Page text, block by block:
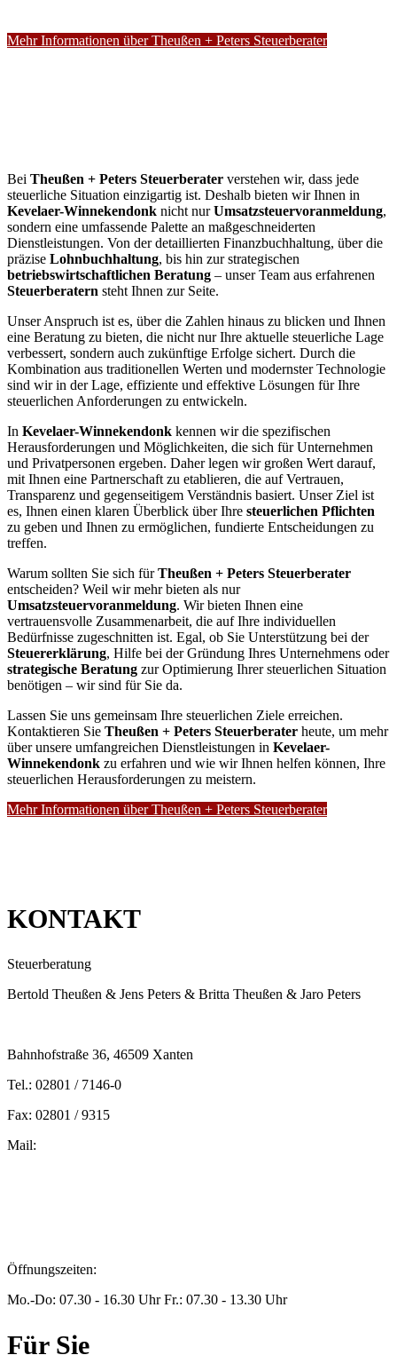
Mehr Informationen über Theußen + Peters Steuerberater
Bei Theußen + Peters Steuerberater verstehen wir, dass jede
steuerliche Situation einzigartig ist. Deshalb bieten wir Ihnen in
Kevelaer-Winnekendonk nicht nurUmsatzsteuervoranmeldung,
sondern eine umfassende Palette an maßgeschneiderten
Dienstleistungen. Von der detaillierten Finanzbuchhaltung, über die
präzise Lohnbuchhaltung, bis hin zur strategischen
betriebswirtschaftlichen Beratung – unser Team aus erfahrenen
Steuerberatern steht Ihnen zur Seite.
Unser Anspruch ist es, über die Zahlen hinaus zu blicken und Ihnen
eine Beratung zu bieten, die nicht nur Ihre aktuelle steuerliche Lage
verbessert, sondern auch zukünftige Erfolge sichert. Durch die
Kombination aus traditionellen Werten und modernster Technologie
sind wir in der Lage, effiziente und effektive Lösungen für Ihre
steuerlichen Anforderungen zu entwickeln.
In Kevelaer-Winnekendonk kennen wir die spezifischen
Herausforderungen und Möglichkeiten, die sich für Unternehmen
und Privatpersonen ergeben. Daher legen wir großen Wert darauf,
mit Ihnen eine Partnerschaft zu etablieren, die auf Vertrauen,
Transparenz und gegenseitigem Verständnis basiert. Unser Ziel ist
es, Ihnen einen klaren Überblick über Ihre steuerlichen Pflichten
zu geben und Ihnen zu ermöglichen, fundierte Entscheidungen zu
treffen.
Warum sollten Sie sich fürTheußen + Peters Steuerberater
entscheiden? Weil wir mehr bieten als nur
Umsatzsteuervoranmeldung. Wir bieten Ihnen eine
vertrauensvolle Zusammenarbeit, die auf Ihre individuellen
Bedürfnisse zugeschnitten ist. Egal, ob Sie Unterstützung bei der
Steuererklärung, Hilfe bei der Gründung Ihres Unternehmens oder
strategische Beratung zur Optimierung Ihrer steuerlichen Situation
benötigen – wir sind für Sie da.
Lassen Sie uns gemeinsam Ihre steuerlichen Ziele erreichen.
Kontaktieren Sie Theußen + Peters Steuerberater heute, um mehr
über unsere umfangreichen Dienstleistungen in Kevelaer-
Winnekendonk zu erfahren und wie wir Ihnen helfen können, Ihre
steuerlichen Herausforderungen zu meistern.
Mehr Informationen über Theußen + Peters Steuerberater
KONTAKT
Steuerberatung
Bertold Theußen & Jens Peters & Britta Theußen & Jaro Peters
Bahnhofstraße 36, 46509 Xanten
Tel.: 02801 / 7146-0
Fax: 02801 / 9315
Mail:
Öffnungszeiten:
Mo.-Do: 07.30 - 16.30 Uhr Fr.: 07.30 - 13.30 Uhr
Für Sie